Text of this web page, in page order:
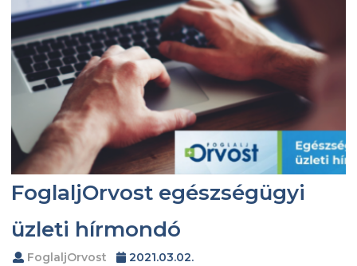
FoglaljOrvost egészségügyi
üzleti hírmondó
FoglaljOrvost 2021.03.02.